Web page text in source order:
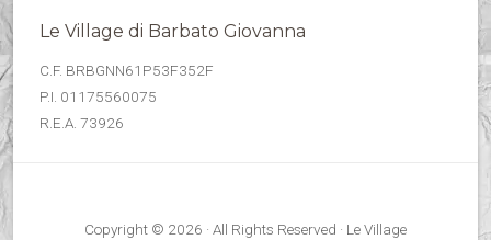
Le Village di Barbato Giovanna
C.F. BRBGNN61P53F352F
P.I. 01175560075
R.E.A. 73926
Copyright © 2026 · All Rights Reserved · Le Village